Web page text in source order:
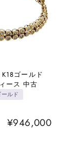
ゴールド
ース 中古
ールド
¥946,000